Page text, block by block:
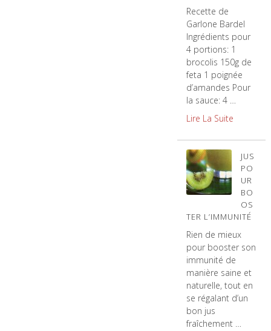
Recette de
Garlone Bardel
Ingrédients pour
4 portions: 1
brocolis 150g de
feta 1 poignée
d’amandes Pour
la sauce: 4 …
Lire La Suite
JUS
PO
UR
BO
OS
TER L’IMMUNITÉ
Rien de mieux
pour booster son
immunité de
manière saine et
naturelle, tout en
se régalant d’un
bon jus
fraîchement …